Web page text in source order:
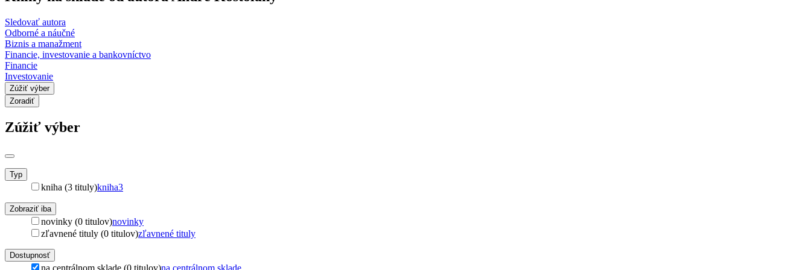
Sledovať autora
Odborné a náučné
Biznis a manažment
Financie, investovanie a bankovníctvo
Financie
Investovanie
Zúžiť výber
Zoradiť
Zúžiť výber
Typ
kniha (3 tituly)kniha3
Zobraziť iba
novinky (0 titulov)novinky
zľavnené tituly (0 titulov)zľavnené tituly
Dostupnosť
na centrálnom sklade (0 titulov)na centrálnom sklade